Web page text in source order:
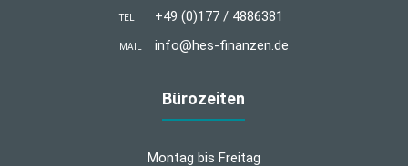
TEL +49 (0)177 / 4886381
MAIL info@hes-finanzen.de
Bürozeiten
Montag bis Freitag